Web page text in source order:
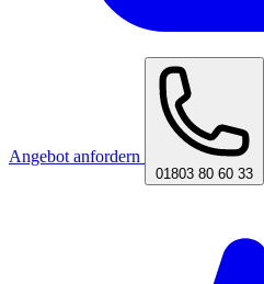
Angebot anfordern
01803 80 60 33